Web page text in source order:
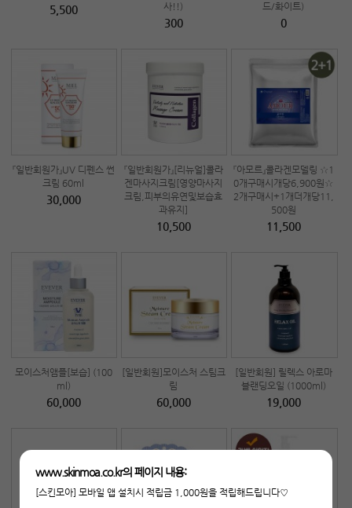
5,500
사!!)
300
드/화이트)
0
『일반회원가』UV 디펜스 썬
크림 60ml
30,000
『일반회원가』[리뉴얼]콜라
겐마사지크림[영양마사지
크림,피부의유연및보습효
과유지]
10,500
『아모르』콜라겐모델링 ☆1
0개구매시개당6,900원☆
2개구매시+1개더개당11,
500원
11,500
모이스처앰플[보습] (100
ml)
60,000
[일반회원]모이스처 스팀크
림
60,000
[일반회원] 릴렉스 아로마
블랜딩오일 (1000ml)
19,000
www.skinmoa.co.kr의 페이지 내용:
[스킨모아] 모바일 앱 설치시 적립금 1,000원을 적립해드립니다♡